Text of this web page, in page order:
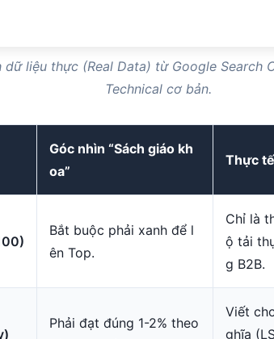
liệu thực (Real Data) từ Google Search
Technical cơ bản.
Góc nhìn “Sách giáo kh
oa”
Thực
Bắt buộc phải xanh để l
ên Top.
Chỉ là
ộ tải
g B2B.
Phải đạt đúng 1-2% theo
Viết
ghĩa